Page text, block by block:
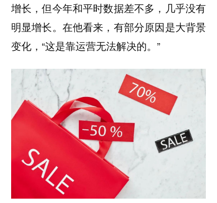
增长，但今年和平时数据差不多，几乎没有
明显增长。在他看来，有部分原因是大背景
变化，“这是靠运营无法解决的。”